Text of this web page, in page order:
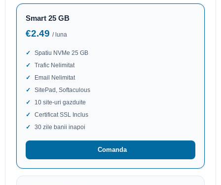
Smart 25 GB
€2.49 / luna
Spatiu NVMe 25 GB
Trafic Nelimitat
Email Nelimitat
SitePad, Softaculous
10 site-uri gazduite
Certificat SSL Inclus
30 zile banii inapoi
Comanda